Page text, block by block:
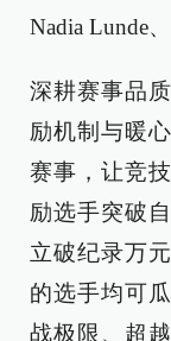
Nadia Lunde
深耕赛事品
励机制与暖
赛事，让竞
励选手突破
立破纪录万
的选手均可
战极限、超